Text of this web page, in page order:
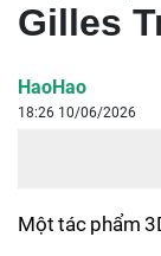
Gilles
HaoHao
18:26 10/06/2026
Một tác phẩm